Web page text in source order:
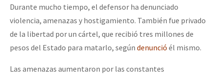
Durante mucho tiempo, el defensor ha denunciado
violencia, amenazas y hostigamiento. También fue privado
de la libertad por un cártel, que recibió tres millones de
pesos del Estado para matarlo, según denunció él mismo.
Las amenazas aumentaron por las constantes